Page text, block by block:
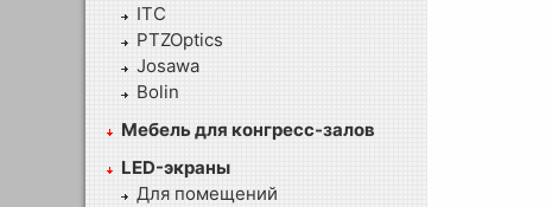
ITC
PTZOptics
Josawa
Bolin
Мебель для конгресс-залов
LED-экраны
Для помещений